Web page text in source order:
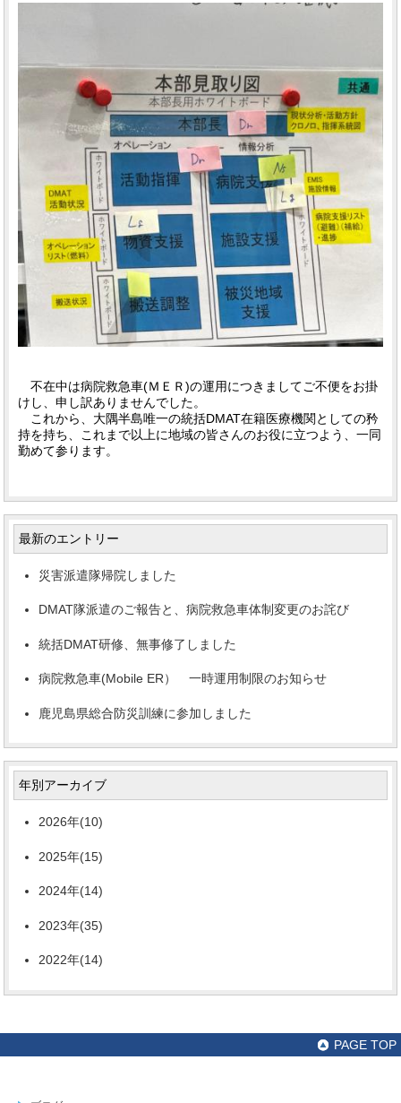
不在中は病院救急車(ＭＥＲ)の運用につきましてご不便をお掛
けし、申し訳ありませんでした。
これから、大隅半島唯一の統括DMAT在籍医療機関としての矜
持を持ち、これまで以上に地域の皆さんのお役に立つよう、一同
勤めて参ります。
最新のエントリー
災害派遣隊帰院しました
DMAT隊派遣のご報告と、病院救急車体制変更のお詫び
統括DMAT研修、無事修了しました
病院救急車(Mobile ER） 一時運用制限のお知らせ
鹿児島県総合防災訓練に参加しました
年別アーカイブ
2026年(10)
2025年(15)
2024年(14)
2023年(35)
2022年(14)
PAGE TOP